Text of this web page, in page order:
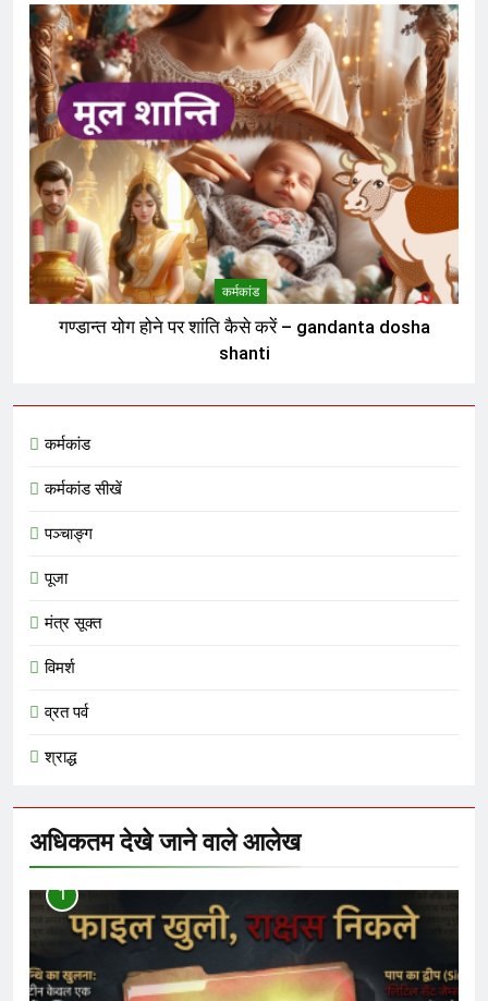
कर्मकांड
गण्डान्त योग होने पर शांति कैसे करें – gandanta dosha
shanti
कर्मकांड
कर्मकांड सीखें
पञ्चाङ्ग
पूजा
मंत्र सूक्त
विमर्श
व्रत पर्व
श्राद्ध
अधिकतम देखे जाने वाले आलेख
1